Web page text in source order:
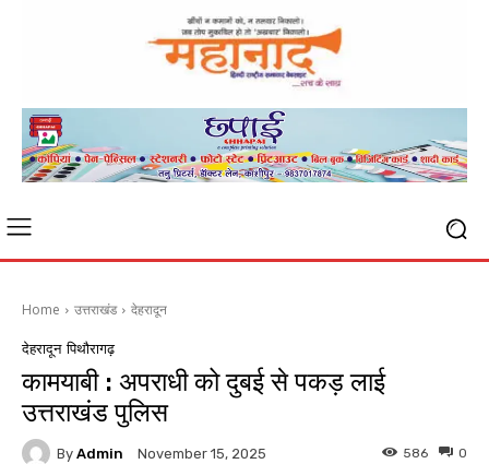
Home उत्तराखंड देहरादून
देहरादून पिथौरागढ़
कामयाबी : अपराधी को दुबई से पकड़ लाई
उत्तराखंड पुलिस
By Admin November 15, 2025 0
586